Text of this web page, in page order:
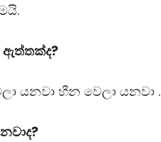
ඇත්තක්ද?
යනවා හීන වෙලා යනවා .